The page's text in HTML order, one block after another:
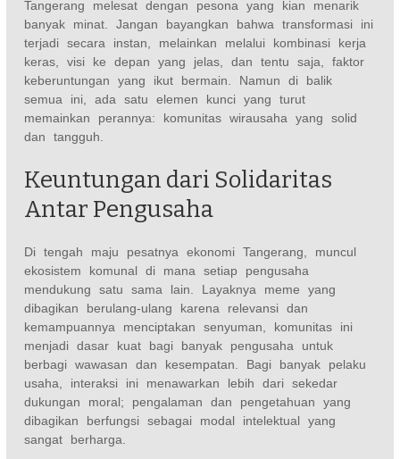
Tangerang melesat dengan pesona yang kian menarik
banyak minat. Jangan bayangkan bahwa transformasi ini
terjadi secara instan, melainkan melalui kombinasi kerja
keras, visi ke depan yang jelas, dan tentu saja, faktor
keberuntungan yang ikut bermain. Namun di balik
semua ini, ada satu elemen kunci yang turut
memainkan perannya: komunitas wirausaha yang solid
dan tangguh.
Keuntungan dari Solidaritas
Antar Pengusaha
Di tengah maju pesatnya ekonomi Tangerang, muncul
ekosistem komunal di mana setiap pengusaha
mendukung satu sama lain. Layaknya meme yang
dibagikan berulang-ulang karena relevansi dan
kemampuannya menciptakan senyuman, komunitas ini
menjadi dasar kuat bagi banyak pengusaha untuk
berbagi wawasan dan kesempatan. Bagi banyak pelaku
usaha, interaksi ini menawarkan lebih dari sekedar
dukungan moral; pengalaman dan pengetahuan yang
dibagikan berfungsi sebagai modal intelektual yang
sangat berharga.